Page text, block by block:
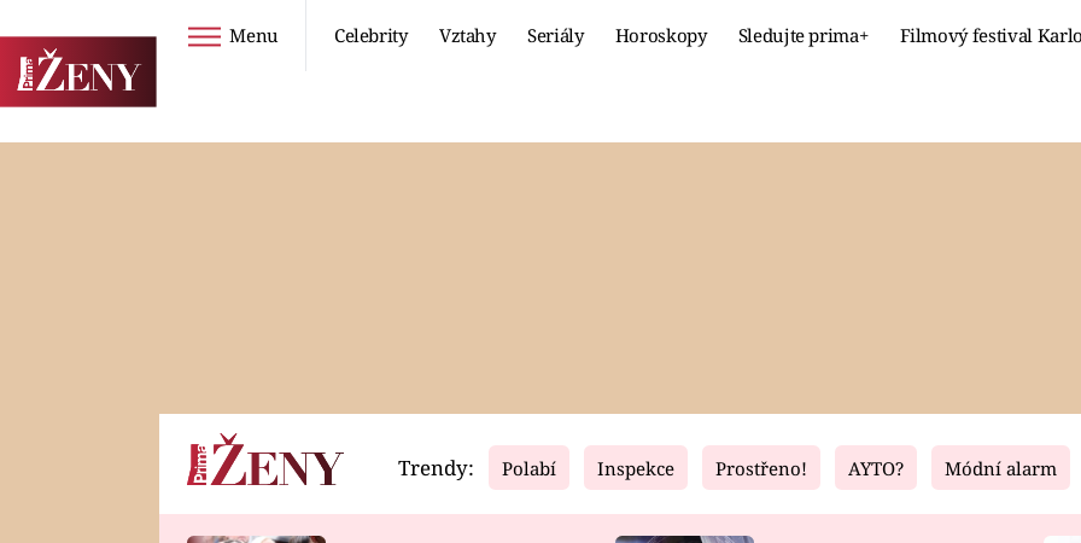
Menu Celebrity Vztahy Seriály Horoskopy Sledujte prima+ Filmový festival
Horoskopy Video Fresh Living
Trendy: Polabí Inspekce Prostřeno! AYTO? Módní alarm